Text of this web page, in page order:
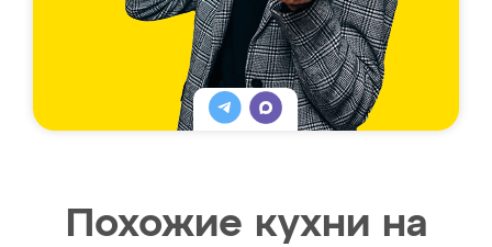
Похожие кухни на